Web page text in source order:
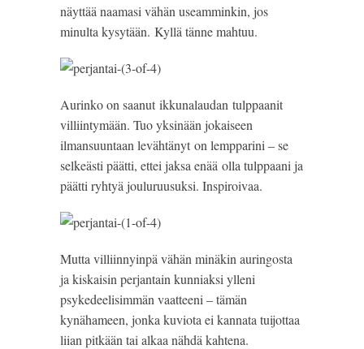
näyttää naamasi vähän useamminkin, jos
minulta kysytään. Kyllä tänne mahtuu.
Aurinko on saanut ikkunalaudan tulppaanit
villiintymään. Tuo yksinään jokaiseen
ilmansuuntaan levähtänyt on lempparini – se
selkeästi päätti, ettei jaksa enää olla tulppaani ja
päätti ryhtyä jouluruusuksi. Inspiroivaa.
Mutta villiinnyinpä vähän minäkin auringosta
ja kiskaisin perjantain kunniaksi ylleni
psykedeelisimmän vaatteeni – tämän
kynähameen, jonka kuviota ei kannata tuijottaa
liian pitkään tai alkaa nähdä kahtena.